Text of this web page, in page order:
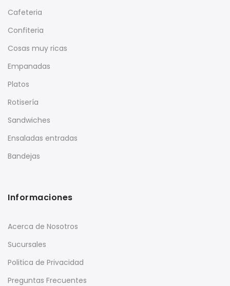
Cafeteria
Confiteria
Cosas muy ricas
Empanadas
Platos
Rotisería
Sandwiches
Ensaladas entradas
Bandejas
Informaciones
Acerca de Nosotros
Sucursales
Politica de Privacidad
Preguntas Frecuentes